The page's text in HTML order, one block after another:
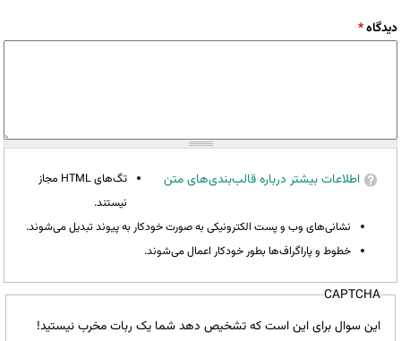
دیدگاه*
اطلاعات بیشتر درباره قالب‌بندی‌های متن
تگ‌های HTML مجاز
نیستند.
نشانی‌های وب و پست الکترونیکی به صورت خودکار به پیوند تبدیل می‌شوند.
خطوط و پاراگراف‌ها بطور خودکار اعمال می‌شوند.
CAPTCHA
این سوال برای این است که تشخیص دهد شما یک ربات مخرب نیستید!